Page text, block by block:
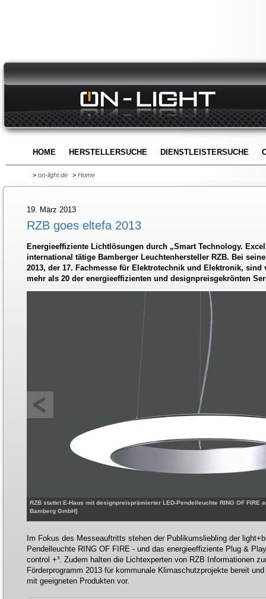
HOME HERSTELLERSUCHE DIENSTLEISTERSUCHE
> on-light.de > Home
19. März 2013
RZB goes eltefa 2013
Energieeffiziente Lichtlösungen durch „Smart Technology.
international tätige Bamberger Leuchtenhersteller RZB. Bei
2013, der 17. Fachmesse für Elektrotechnik und Elektronik, sind
mehr als 20 der energieeffizienten und designpreisgekrönten
RZB stattet E-Haus mit designpreisprämierter LED-Pendelleuchte RING OF FIRE
Bamberg GmbH]
Im Fokus des Messeauftritts stehen der Publikumsliebling der
Pendelleuchte RING OF FIRE - und das energieeffiziente Plug &
control +³. Zudem halten die Lichtexperten von RZB Informationen
Förderprogramm 2013 für kommunale Klimaschutzprojekte bereit
mit geeigneten Produkten vor.